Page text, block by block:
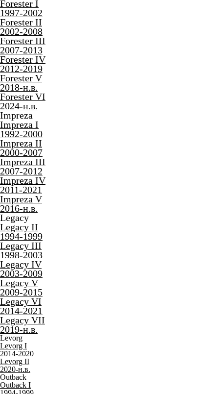
Legacy V
2009-2015
Legacy VI
2014-2021
Legacy VII
2019-н.в.
Levorg
Levorg I
2014-2020
Levorg II
2020-н.в.
Outback
Outback I
1994-1999
Outback II
1998-2003
Outback III
2003-2009
Outback IV
2009-2015
Outback V
2014-2021
Outback VI
2019-н.в.
Trezia
Trezia
2010-2016
Tribeca
Tribeca
2005-2014
XV
XV I
2011-2017
XV II
2017-2022
Наши работы